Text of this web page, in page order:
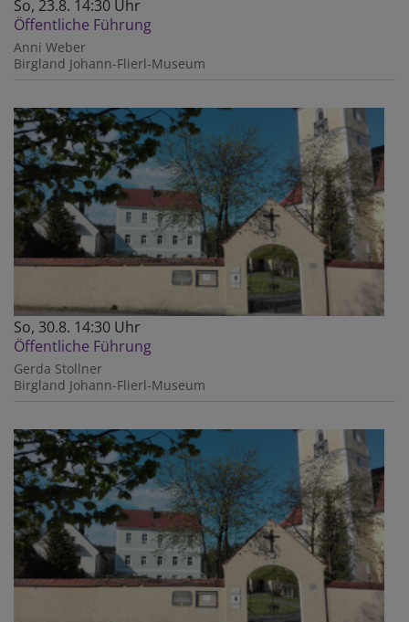
So, 23.8. 14:30 Uhr
Öffentliche Führung
Anni Weber
Birgland Johann-Flierl-Museum
So, 30.8. 14:30 Uhr
Öffentliche Führung
Gerda Stollner
Birgland Johann-Flierl-Museum